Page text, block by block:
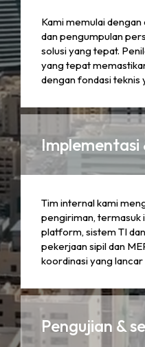
Kami memulai dengan
dan pengumpulan
solusi yang tepat.
yang tepat
dengan fondasi teknis
Tim internal kami
pengiriman, termasuk
platform, sistem TI
pekerjaan sipil dan
koordinasi yang lancar
Pengujian &